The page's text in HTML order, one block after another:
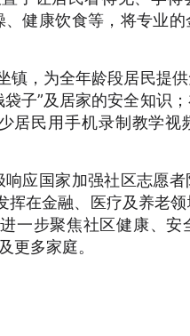
健康饮食等，将专业
镇，为全年龄段居民提
子”及居家的安全知识
居民用手机录制教学视
应国家加强社区志愿
在金融、医疗及养老
一步聚焦社区健康、
更多家庭。